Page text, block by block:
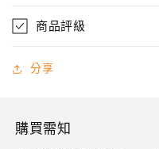
喱
列
種
數
商品評級
分享
購買需知